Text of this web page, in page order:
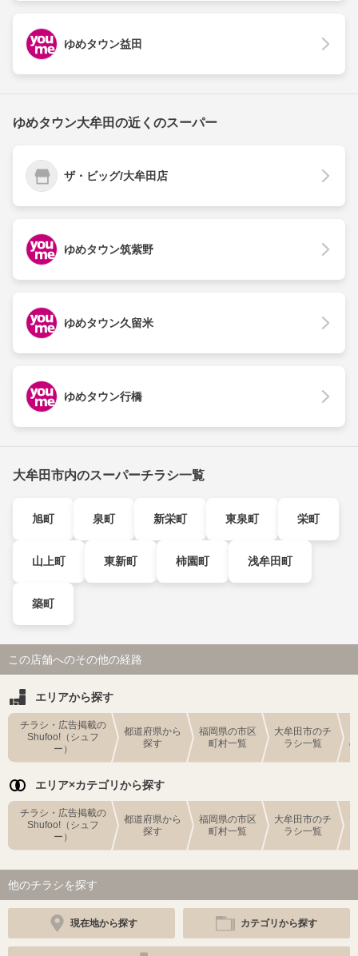
ゆめタウン益田
ゆめタウン大牟田の近くのスーパー
ザ・ビッグ/大牟田店
ゆめタウン筑紫野
ゆめタウン久留米
ゆめタウン行橋
大牟田市内のスーパーチラシ一覧
旭町 泉町 新栄町 東泉町 栄町
山上町 東新町 柿園町 浅牟田町
築町
この店舗へのその他の経路
エリアから探す
チラシ・広告掲載の
Shufoo!（シュフ
ー）
都道府県から
探す
福岡県の市区
町村一覧
大牟田市のチ
ラシ一覧
エリア×カテゴリから探す
チラシ・広告掲載の
Shufoo!（シュフ
ー）
都道府県から
探す
福岡県の市区
町村一覧
大牟田市のチ
ラシ一覧
他のチラシを探す
現在地から探す カテゴリから探す